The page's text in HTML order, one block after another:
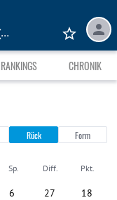
C-Junioren-Leistungsklasse Köln (U14)
RANKINGS CHRONIK
Rück Form
Sp. Diff. Pkt.
6 27 18